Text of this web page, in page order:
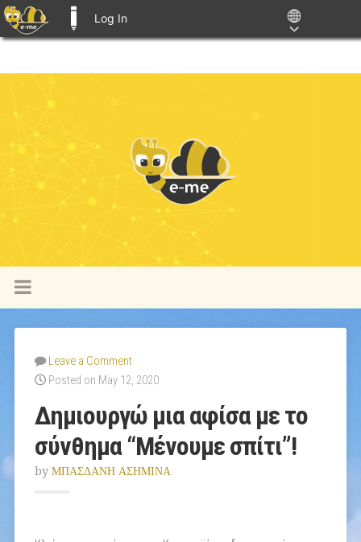
Log In
Leave a Comment
Posted on May 12, 2020
Δημιουργώ μια αφίσα με το
σύνθημα “Μένουμε σπίτι”!
by ΜΠΑΣΔΑΝΗ ΑΣΗΜΙΝΑ